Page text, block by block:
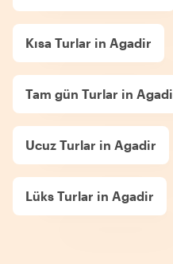
Kısa Turlar in Agadir
Tam gün Turlar in
Ucuz Turlar in Agadir
Lüks Turlar in Agadir